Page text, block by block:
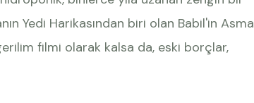
Yedi Harikasından biri olan Babil'in Asma
filmi olarak kalsa da, eski borçlar,